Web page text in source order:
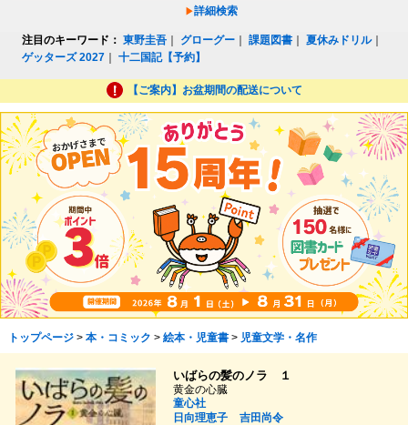
詳細検索
注目のキーワード： 東野圭吾 グローグー ｜課題図書 ｜夏休みドリル｜
ゲッターズ 2027 ｜十二国記【予約】
【ご案内】お盆期間の配送について
トップページ> 本・コミック > 絵本・児童書> 児童文学・名作
いばらの髪のノラ １
黄金の心臓
童心社
日向理恵子
吉田尚令